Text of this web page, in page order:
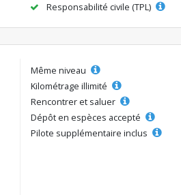
Responsabilité civile (TPL)
Même niveau
Kilométrage illimité
Rencontrer et saluer
Dépôt en espèces accepté
Pilote supplémentaire inclus